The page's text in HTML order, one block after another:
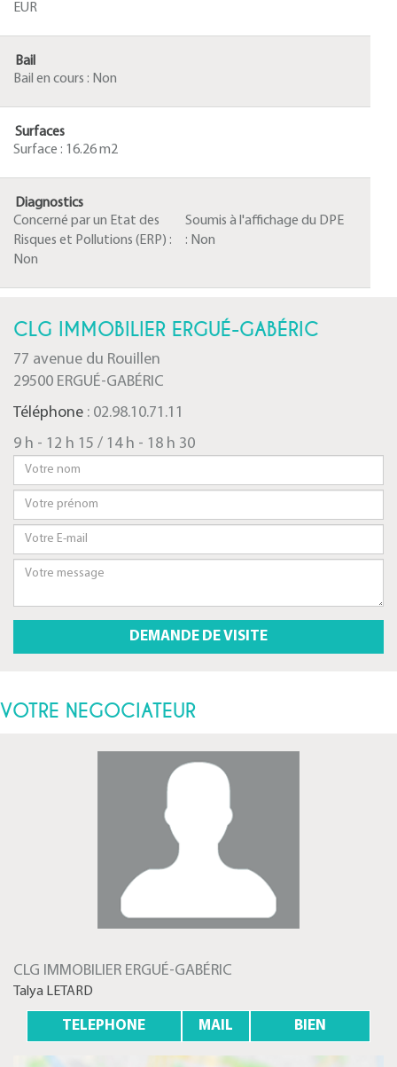
EUR
Bail
Bail en cours : Non
Surfaces
Surface : 16.26 m2
Diagnostics
Concerné par un Etat des
Risques et Pollutions (ERP) :
Non
Soumis à l'affichage du DPE
: Non
CLG IMMOBILIER ERGUÉ-GABÉRIC
77 avenue du Rouillen
29500 ERGUÉ-GABÉRIC
Téléphone : 02.98.10.71.11
9 h - 12 h 15 / 14 h - 18 h 30
VOTRE NEGOCIATEUR
CLG IMMOBILIER ERGUÉ-GABÉRIC
Talya LETARD
TELEPHONE MAIL BIEN